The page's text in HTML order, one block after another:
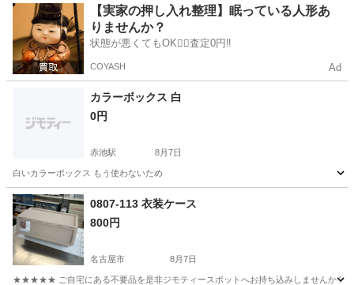
愛知 豊田市 豊田市駅 収納家具
【実家の押し入れ整理】眠っている人形あ
りませんか？
状態が悪くてもOK🙆‍♀️査定0円‼️
COYASH Ad
カラーボックス 白
0円
赤池駅 8月7日
白いカラーボックス もう使わないため
愛知 日進市 収納家具
0807-113 衣装ケース
800円
名古屋市 8月7日
★★★★★ ご自宅にある不要品を是非ジモティースポットへお持ち込みしませんか？